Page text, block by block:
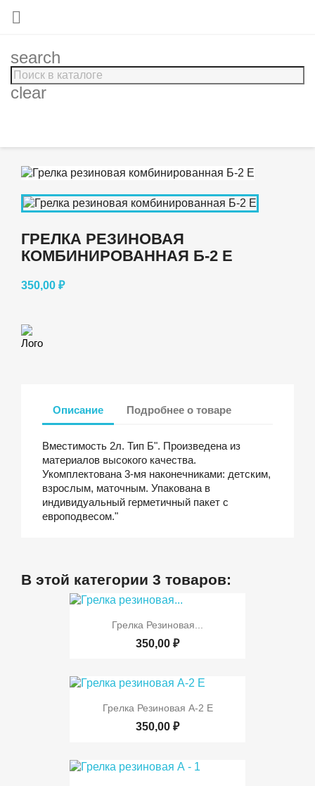

search
clear
ГРЕЛКА РЕЗИНОВАЯ
КОМБИНИРОВАННАЯ Б-2 Е
350,00 ₽
Лого
Описание Подробнее о товаре
Вместимость 2л. Тип Б". Произведена из
материалов высокого качества.
Укомплектована 3-мя наконечниками: детским,
взрослым, маточным. Упакована в
индивидуальный герметичный пакет с
европодвесом."
В этой категории 3 товаров:
Грелка Резиновая...
350,00 ₽
Грелка Резиновая А-2 Е
350,00 ₽